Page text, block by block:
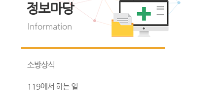
정보마당
Information
소방상식
119에서 하는 일